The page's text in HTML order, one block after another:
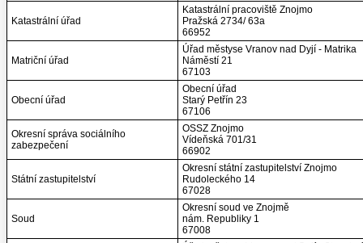
Katastrální úřad
Katastrální pracoviště Znojmo
Pražská 2734/ 63a
66952
Matriční úřad
Úřad městyse Vranov nad Dyjí - Matrika
Náměstí 21
67103
Obecní úřad
Obecní úřad
Starý Petřín 23
67106
Okresní správa sociálního
zabezpečení
OSSZ Znojmo
Vídeňská 701/31
66902
Státní zastupitelství
Okresní státní zastupitelství Znojmo
Rudoleckého 14
67028
Soud
Okresní soud ve Znojmě
nám. Republiky 1
67008